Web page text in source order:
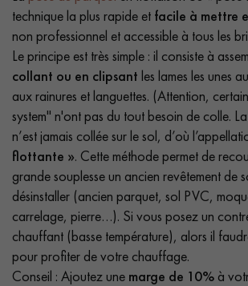
technique la plus rapide et facile à mettre
non professionnel et accessible à tous les
Le principe est très simple : il consiste à
collant ou en clipsant les lames les unes
aux rainures et languettes. (Attention,
system" n'ont pas du tout besoin de colle.
n’est jamais collée sur le sol, d’où
flottante ». Cette méthode permet de
grande souplesse un ancien revêtement de
désinstaller (ancien parquet, sol PVC,
carrelage, pierre…). Si vous posez un
chauffant (basse température), alors il
pour profiter de votre chauffage.
Conseil : Ajoutez une marge de 10% à